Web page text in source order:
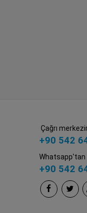
Çağrı
+90 542
Whatsapp'tan
+90 542